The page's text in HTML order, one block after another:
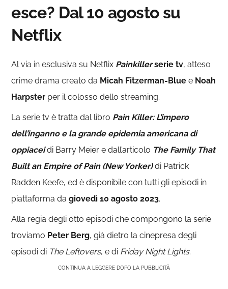
esce? Dal 10 agosto su
Netflix
Al via in esclusiva su Netflix Painkillerserie tv, atteso
crime drama creato da Micah Fitzerman-Blue e Noah
Harpster per il colosso dello streaming.
La serie tv è tratta dal libro Pain Killer: L’impero
dell’inganno e la grande epidemia americana di
oppiaceidi Barry Meier e dall’articolo The Family That
Built an Empire of Pain (New Yorker) di Patrick
Radden Keefe, ed è disponibile con tutti gli episodi in
piattaforma dagiovedì 10 agosto 2023.
Alla regia degli otto episodi che compongono la serie
troviamo Peter Berg, già dietro la cinepresa degli
episodi di The Leftovers, e di Friday Night Lights.
CONTINUA A LEGGERE DOPO LA PUBBLICITÀ